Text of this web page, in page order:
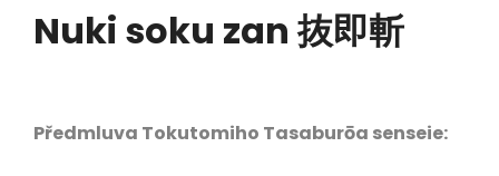
Nuki soku zan 抜即斬
Předmluva Tokutomiho Tasaburōa senseie: